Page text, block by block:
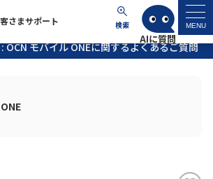
さまサポート 検索 MENU
ポート
マイページ
プ
OCN モバイル ONEに関するよくあるご質問